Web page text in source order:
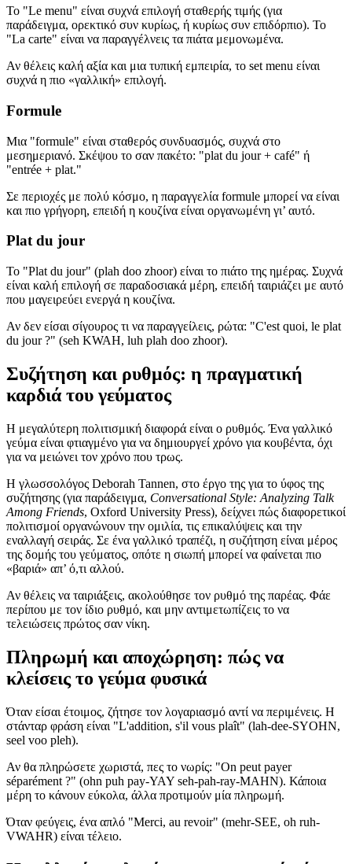
Το "Le menu" είναι συχνά επιλογή σταθερής τιμής (για
παράδειγμα, ορεκτικό συν κυρίως, ή κυρίως συν επιδόρπιο). Το
"La carte" είναι να παραγγέλνεις τα πιάτα μεμονωμένα.
Αν θέλεις καλή αξία και μια τυπική εμπειρία, το set menu είναι
συχνά η πιο «γαλλική» επιλογή.
Formule
Μια "formule" είναι σταθερός συνδυασμός, συχνά στο
μεσημεριανό. Σκέψου το σαν πακέτο: "plat du jour + café" ή
"entrée + plat."
Σε περιοχές με πολύ κόσμο, η παραγγελία formule μπορεί να είναι
και πιο γρήγορη, επειδή η κουζίνα είναι οργανωμένη γι’ αυτό.
Plat du jour
Το "Plat du jour" (plah doo zhoor) είναι το πιάτο της ημέρας. Συχνά
είναι καλή επιλογή σε παραδοσιακά μέρη, επειδή ταιριάζει με αυτό
που μαγειρεύει ενεργά η κουζίνα.
Αν δεν είσαι σίγουρος τι να παραγγείλεις, ρώτα: "C'est quoi, le plat
du jour ?" (seh KWAH, luh plah doo zhoor).
Συζήτηση και ρυθμός: η πραγματική
καρδιά του γεύματος
Η μεγαλύτερη πολιτισμική διαφορά είναι ο ρυθμός. Ένα γαλλικό
γεύμα είναι φτιαγμένο για να δημιουργεί χρόνο για κουβέντα, όχι
για να μειώνει τον χρόνο που τρως.
Η γλωσσολόγος Deborah Tannen, στο έργο της για το ύφος της
συζήτησης (για παράδειγμα, Conversational Style: Analyzing Talk
Among Friends, Oxford University Press), δείχνει πώς διαφορετικοί
πολιτισμοί οργανώνουν την ομιλία, τις επικαλύψεις και την
εναλλαγή σειράς. Σε ένα γαλλικό τραπέζι, η συζήτηση είναι μέρος
της δομής του γεύματος, οπότε η σιωπή μπορεί να φαίνεται πιο
«βαριά» απ’ ό,τι αλλού.
Αν θέλεις να ταιριάξεις, ακολούθησε τον ρυθμό της παρέας. Φάε
περίπου με τον ίδιο ρυθμό, και μην αντιμετωπίζεις το να
τελειώσεις πρώτος σαν νίκη.
Πληρωμή και αποχώρηση: πώς να
κλείσεις το γεύμα φυσικά
Όταν είσαι έτοιμος, ζήτησε τον λογαριασμό αντί να περιμένεις. Η
στάνταρ φράση είναι "L'addition, s'il vous plaît" (lah-dee-SYOHN,
seel voo pleh).
Αν θα πληρώσετε χωριστά, πες το νωρίς: "On peut payer
séparément ?" (ohn puh pay-YAY seh-pah-ray-MAHN). Κάποια
μέρη το κάνουν εύκολα, άλλα προτιμούν μία πληρωμή.
Όταν φεύγεις, ένα απλό "Merci, au revoir" (mehr-SEE, oh ruh-
VWAHR) είναι τέλειο.